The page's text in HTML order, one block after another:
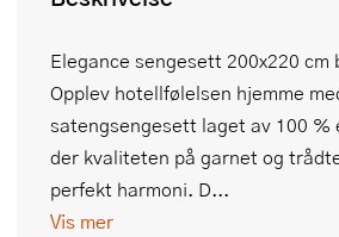
Elegance sengesett 200x220 cm
Opplev hotellfølelsen hjemme
satengsengesett laget av 100 %
der kvaliteten på garnet og
perfekt harmoni. D...
Vis mer